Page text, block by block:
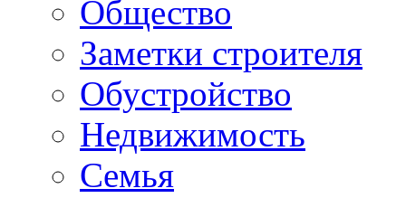
Общество
Заметки строителя
Обустройство
Недвижимость
Семья